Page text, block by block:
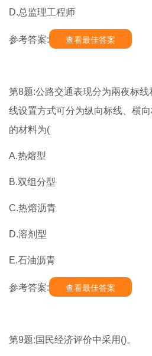
D.总监理工程师
参考答案: 查看最佳答案
第8题:公路交通表现分为兩夜标
线设置方式可分为纵向标线、横
的材料为(
A.热熔型
B.双组分型
C.热熔沥青
D.溶剂型
E.石油沥青
参考答案: 查看最佳答案
第9题:国民经济评价中采用()。